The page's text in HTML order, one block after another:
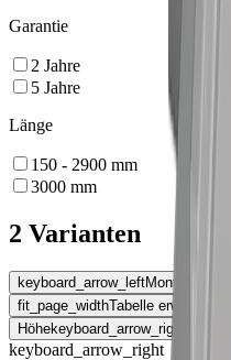
Garantie
2 Jahre
5 Jahre
Länge
150 - 2900 mm
3000 mm
2 Varianten
keyboard_arrow_leftMontageart
fit_page_widthTabelle erweitern
Höhekeyboard_arrow_right
keyboard_arrow_right